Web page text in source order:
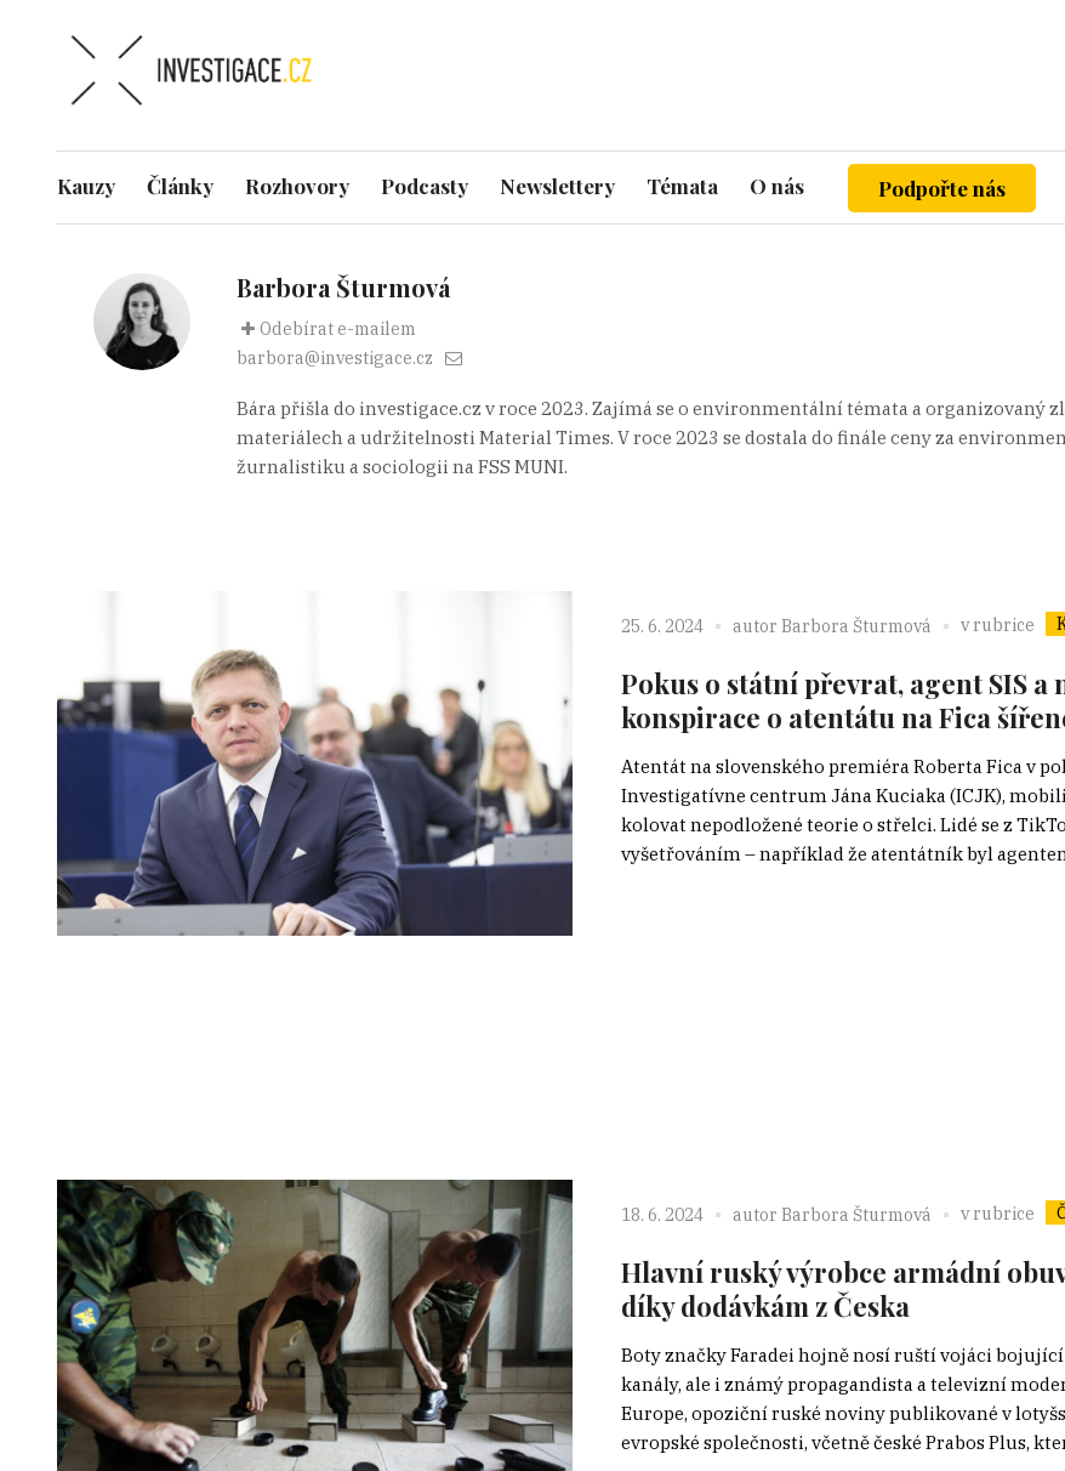
Kauzy Články Rozhovory Podcasty Newslettery Témata O nás Podpořte nás
Barbora Šturmová
Odebírat e-mailem
barbora@investigace.cz
Bára přišla do investigace.cz v roce 2023. Zajímá se o environmentální témata a organizovaný
materiálech a udržitelnosti Material Times. V roce 2023 se dostala do finále ceny za
žurnalistiku a sociologii na FSS MUNI.
25. 6. 2024 autor Barbora Šturmová v rubrice
Pokus o státní převrat, agent SIS
konspirace o atentátu na Fica
Atentát na slovenského premiéra Roberta Fica v
Investigatívne centrum Jána Kuciaka (ICJK),
kolovat nepodložené teorie o střelci. Lidé se z
vyšetřováním – například že atentátník byl
18. 6. 2024 autor Barbora Šturmová v rubrice
Hlavní ruský výrobce armádní
díky dodávkám z Česka
Boty značky Faradei hojně nosí ruští vojáci
kanály, ale i známý propagandista a televizní
Europe, opoziční ruské noviny publikované v
evropské společnosti, včetně české Prabos Plus,